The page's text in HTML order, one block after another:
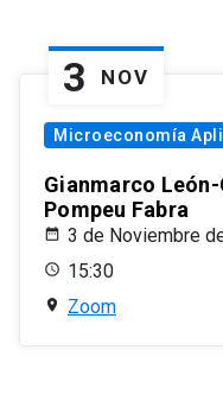
3 NOV
Microeconomía
Gianmarco
Pompeu Fabra
3 de Noviembre
15:30
Zoom